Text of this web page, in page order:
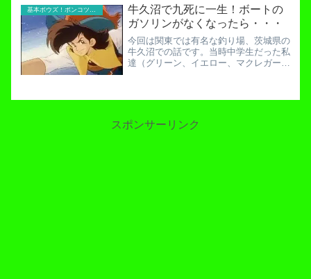
園に行きました。暑さに格段に弱い私と
しては、暑くなる前に行っ...
基本ボウズ！ポンコツ実践記
牛久沼で九死に一生！ボートの
ガソリンがなくなったら・・・
今回は関東では有名な釣り場、茨城県の
牛久沼での話です。当時中学生だった私
達（グリーン、イエロー、マクレガー
スポンサーリンク